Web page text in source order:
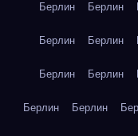
Берлин Берлин
Берлин Берлин
Берлин Берлин
Берлин Берлин